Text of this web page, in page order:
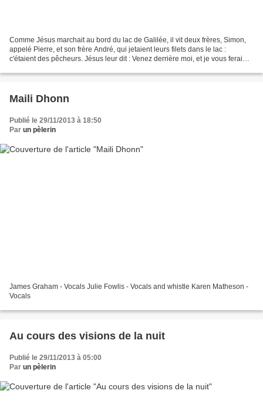
Comme Jésus marchait au bord du lac de Galilée, il vit deux frères, Simon,
appelé Pierre, et son frère André, qui jetaient leurs filets dans le lac :
c'étaient des pêcheurs. Jésus leur dit : Venez derrière moi, et je vous ferai
Maili Dhonn
Publié le 29/11/2013 à 18:50
Par un pèlerin
James Graham - Vocals Julie Fowlis - Vocals and whistle Karen Matheson -
Vocals
Au cours des visions de la nuit
Publié le 29/11/2013 à 05:00
Par un pèlerin